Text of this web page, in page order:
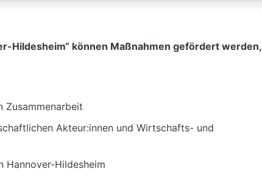
Hildesheim“ können Maßnahmen gefördert werden,
Zusammenarbeit
Akteur:innen und Wirtschafts- und
Hannover-Hildesheim